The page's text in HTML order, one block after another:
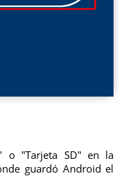
o "Tarjeta SD" en la
guardó Android el